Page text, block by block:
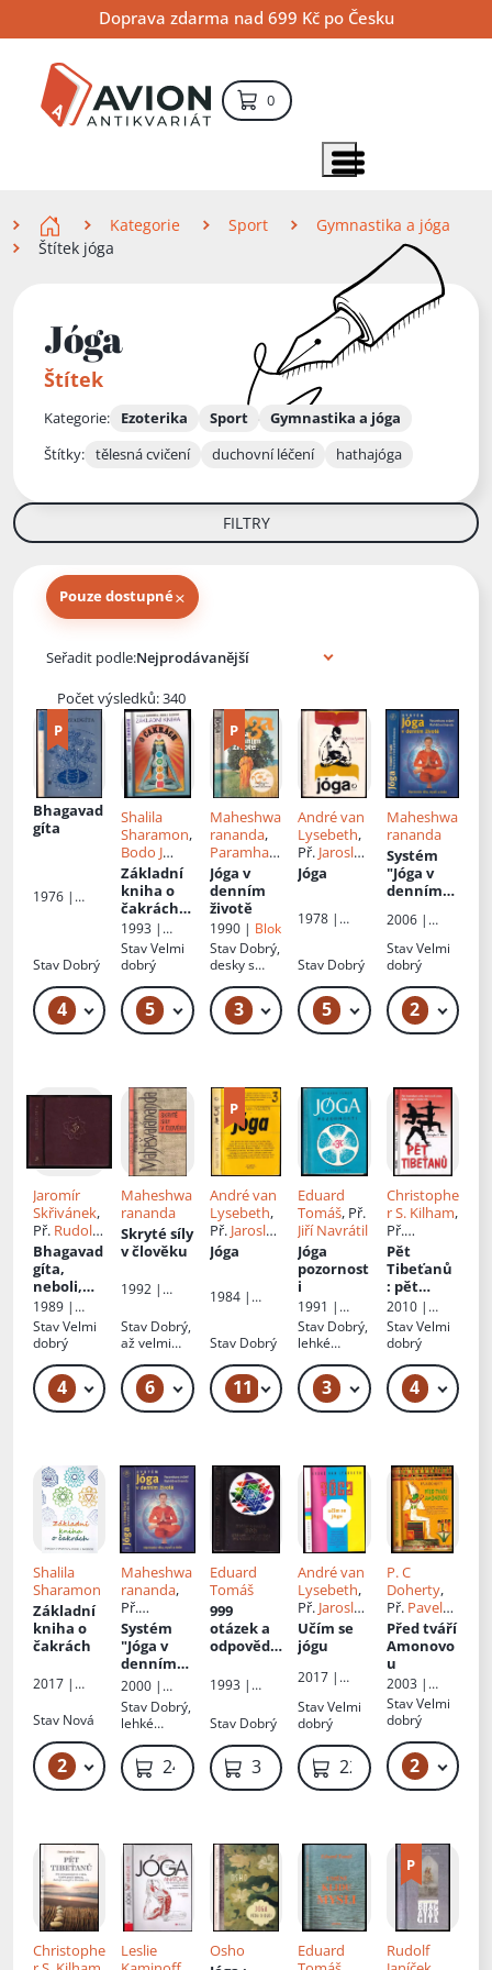
na
obsah
na
navigaci
na
vyhledávání
Doprava zdarma nad 699 Kč po Česku
0položek – košík
Zobrazit položky menu
Kategorie Sport
Gymnastika a jóga
Štítek jóga
Jóga
Štítek
Kategorie: Ezoterika Sport
Gymnastika a jóga
Štítky: tělesná cvičení duchovní léčení hathajóga
FILTRY
Pouze dostupné×
Seřadit podle:
Počet výsledků: 340
Bhagavad
gíta
1976 |
Stav Dobrý
4 239 Kč – 269 Kč
Shalila
Sharamon,
Bodo J
Baginski,
Př.Jan
Kozák
Základní
kniha o
čakrách:
Ján Kozák
1993 |
Pragma
StavVelmi
dobrý
5 119 Kč – 159 Kč
Maheshwa
rananda,
Paramhan
sa Svámí
Mahešvará
nanda, Il.
Alena
Kaftanová,
Př.Věra
Sklenářová
Jóga v
denním
životě
1990 | Blok
Stav Dobrý,
desky s
3 69 Kč – 79 Kč
André van
Lysebeth,
Př. Jaroslav
Keliš
Jóga
1978 |
Stav Dobrý
5 49 Kč – 59 Kč
Maheshwa
rananda
Systém
"Jóga v
denním
2006 |
fronta
StavVelmi
dobrý
2
Jaromír
Skřivánek,
Př. Rudolf
Janíček
Bhagavad
gíta,
neboli,
Zpěv
vznešené
ho
1989 |
Supraphon
StavVelmi
dobrý
4 999 Kč
Maheshwa
rananda
Skryté síly
v člověku
1992 |
fronta
Stav Dobrý,
až velmi
6 249 Kč – 289 Kč
André van
Lysebeth,
Př. Jaroslav
Keliš
Jóga
1984 |
Stav Dobrý
11 49 Kč – 59 Kč
Eduard
Tomáš, Př.
Jiří Navrátil
Jóga
pozornost
i
1991 |
Svítání
Stav Dobrý,
lehké
vazba u
předsádky
lehce
dedikace
3 289 Kč – 369 Kč
Christophe
r S. Kilham,
Př.
Markéta
Schuberto
vá
Pět
Tibeťanů
: pět
dynamick
ých cviků,
které
posílí
zdraví,
dodají
energii a
2010 |
NOXI
StavVelmi
dobrý
4 89 Kč
Shalila
Sharamon
Základní
kniha o
čakrách
2017 |
s.r.o
Stav Nová
2 189 Kč – 219 Kč
Maheshwa
rananda,
Př.
Romana
Barfussová
Systém
"Jóga v
denním
životě"
2000 |
Ibera
Stav Dobrý,
lehké
249 Kč
Eduard
Tomáš
999
otázek a
odpovědí
Poznání
1993 |
Stav Dobrý
319 Kč
André van
Lysebeth,
Př. Jaroslav
Keliš
Učím se
jógu
2017 |
StavVelmi
dobrý
229 Kč
P. C
Doherty,
Př. Pavel
Kaas
Před tváří
Amonovo
u
2003 |
Metafora
StavVelmi
dobrý
2
Christophe
Leslie
Osho
Eduard
Rudolf